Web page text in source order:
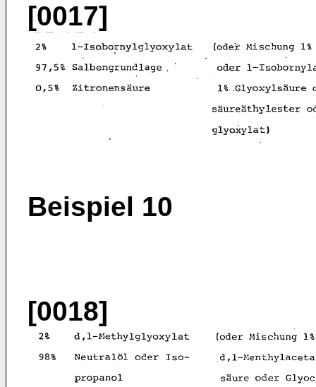
[0017]
Beispiel 10
[0018]